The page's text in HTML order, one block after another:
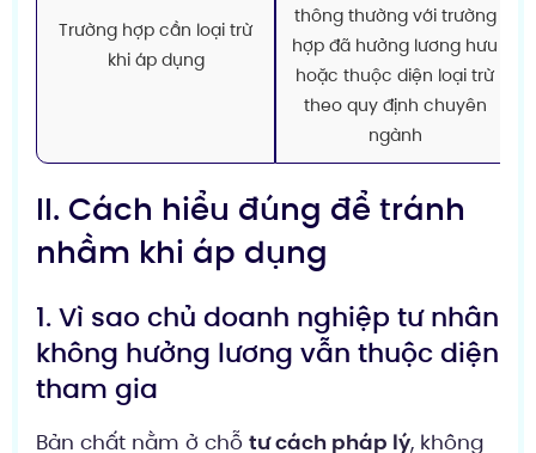
Trường hợp cần loại trừ
khi áp dụng
thông thường với trường
hợp đã hưởng lương hưu
hoặc thuộc diện loại trừ
theo quy định chuyên
ngành
II. Cách hiểu đúng để tránh
nhầm khi áp dụng
1. Vì sao chủ doanh nghiệp tư nhân
không hưởng lương vẫn thuộc diện
tham gia
Bản chất nằm ở chỗ tư cách pháp lý, không